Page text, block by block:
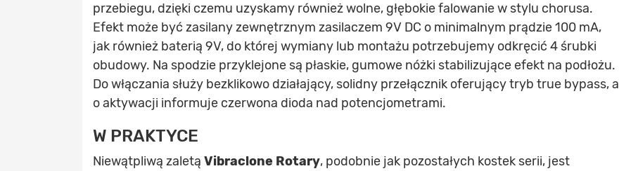
przebiegu, dzięki czemu uzyskamy również wolne, głębokie falowanie w stylu chorusa.
Efekt może być zasilany zewnętrznym zasilaczem 9V DC o minimalnym prądzie 100 mA,
jak również baterią 9V, do której wymiany lub montażu potrzebujemy odkręcić 4 śrubki
obudowy. Na spodzie przyklejone są płaskie, gumowe nóżki stabilizujące efekt na podłożu.
Do włączania służy bezklikowo działający, solidny przełącznik oferujący tryb true bypass, a
o aktywacji informuje czerwona dioda nad potencjometrami.
W PRAKTYCE
Niewątpliwą zaletą Vibraclone Rotary, podobnie jak pozostałych kostek serii, jest